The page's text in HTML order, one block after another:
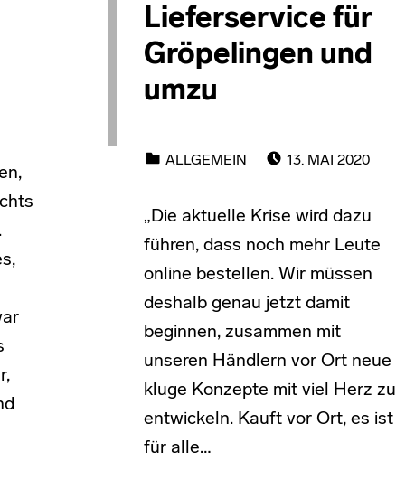
Lieferservice für
Gröpelingen und
umzu
ALLGEMEIN
13. MAI 2020
„Die aktuelle Krise wird dazu
führen, dass noch mehr Leute
online bestellen. Wir müssen
deshalb genau jetzt damit
beginnen, zusammen mit
unseren Händlern vor Ort neue
kluge Konzepte mit viel Herz zu
entwickeln. Kauft vor Ort, es ist
für alle…